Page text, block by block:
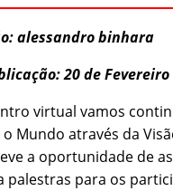
alessandro binhara
20 de Fevereiro
virtual vamos
Mundo através da
a oportunidade de
palestras para os